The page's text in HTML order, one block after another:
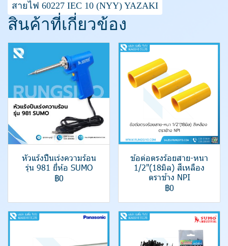
สายไฟ 60227 IEC 10 (NYY) YAZAKI
สินค้าที่เกี่ยวข้อง
หัวแร้งปืนเร่งความร้อน
รุ่น 981 ยี่ห้อ SUMO
฿0
ข้อต่อตรงร้อยสาย-หนา
1/2"(18มิล) สีเหลือง
ตราช้าง NPI
฿0